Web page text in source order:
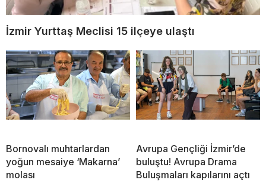
İzmir Yurttaş Meclisi 15 ilçeye ulaştı
Bornovalı muhtarlardan
yoğun mesaiye ‘Makarna’
molası
Avrupa Gençliği İzmir’de
buluştu! Avrupa Drama
Buluşmaları kapılarını açtı